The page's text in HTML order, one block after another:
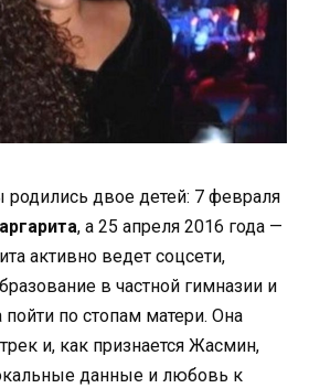
родились двое детей: 7 февраля
, а 25 апреля 2016 года —
активно ведет соцсети,
в частной гимназии и
по стопам матери. Она
и, как признается Жасмин,
данные и любовь к